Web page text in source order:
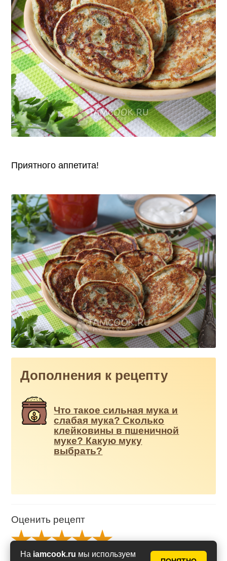
На iamcook.ru мы используем
Приятного аппетита!
Дополнения к рецепту
Что такое сильная мука и
слабая мука? Сколько
клейковины в пшеничной
муке? Какую муку
выбрать?
Оценить рецепт
Рейтинг5из5